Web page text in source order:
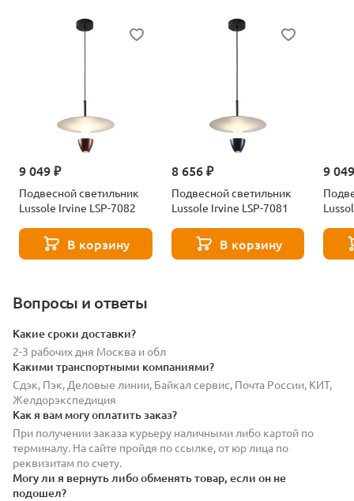
9 049 ₽
Подвесной светильник
Lussole Irvine LSP-7082
В корзину
8 656 ₽
Подвесной светильник
Lussole Irvine LSP-7081
В корзину
9
Вопросы и ответы
Какие сроки доставки?
2-3 рабочих дня Москва и обл
Какими транспортными компаниями?
Сдэк, Пэк, Деловые линии, Байкал сервис, Почта России, КИТ,
Желдорэкспедиция
Как я вам могу оплатить заказ?
При получении заказа курьеру наличными либо картой по
терминалу. На сайте пройдя по ссылке, от юр лица по
реквизитам по счету.
Могу ли я вернуть либо обменять товар, если он не
подошел?